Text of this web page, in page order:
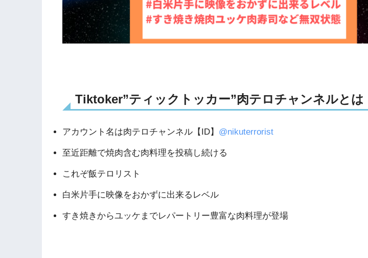
Tiktoker”ティックトッカー”肉テロチャンネルとは
アカウント名は肉テロチャンネル【ID】 @nikuterrorist
至近距離で焼肉含む肉料理を投稿し続ける
これぞ飯テロリスト
白米片手に映像をおかずに出来るレベル
すき焼きからユッケまでレパートリー豊富な肉料理が登場